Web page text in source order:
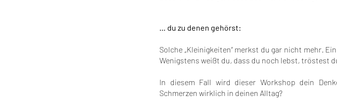
… du zu denen gehörst:
Solche „Kleinigkeiten“ merkst du gar nicht mehr.
Wenigstens weißt du, dass du noch lebst, tröstest
In diesem Fall wird dieser Workshop dein
Schmerzen wirklich in deinen Alltag?